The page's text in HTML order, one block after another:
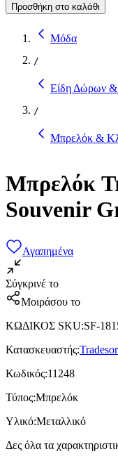
Προσθήκη στο καλάθι
Μόδα
/
Είδη Δώρων
/
Μπρελόκ &
Μπρελόκ
Souvenir
Αγαπημένα
Σύγκρινέ το
Μοιράσου το
ΚΩΔΙΚΟΣ SKU:SF-
Κατασκευαστής:Tradesor
Κωδικός:11248
Τύπος:Μπρελόκ
Υλικό:Μεταλλικό
Δες όλα τα